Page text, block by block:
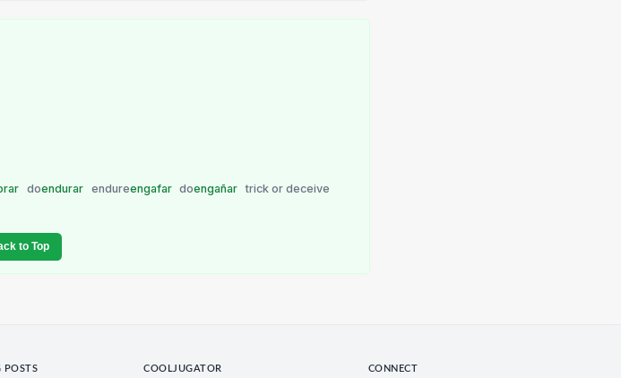
doendurar endureengafar doengañar trick or deceive
to Top
POSTS COOLJUGATOR CONNECT